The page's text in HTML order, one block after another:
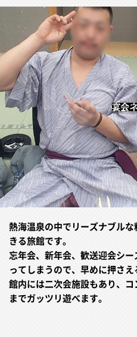
熱海温泉の中でリーズナブル
きる旅館です。
忘年会、新年会、歓送迎会シ
ってしまうので、早めに押さえ
館内には二次会施設もあり、
までガッツリ遊べます。